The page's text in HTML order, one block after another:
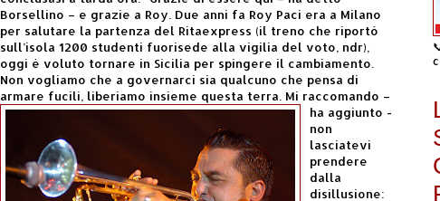
Borsellino – e grazie a Roy. Due anni fa Roy Paci era a Milano
per salutare la partenza del Ritaexpress (il treno che riportò
sull’isola 1200 studenti fuorisede alla vigilia del voto, ndr),
oggi è voluto tornare in Sicilia per spingere il cambiamento.
Non vogliamo che a governarci sia qualcuno che pensa di
armare fucili, liberiamo insieme questa terra. Mi raccomando –
ha aggiunto -
non
lasciatevi
prendere
dalla
disillusione: